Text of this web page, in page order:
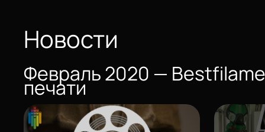
Новости
Февраль 2020 —
печати
О нас
Филиалы
Сертификаты
Система скидок